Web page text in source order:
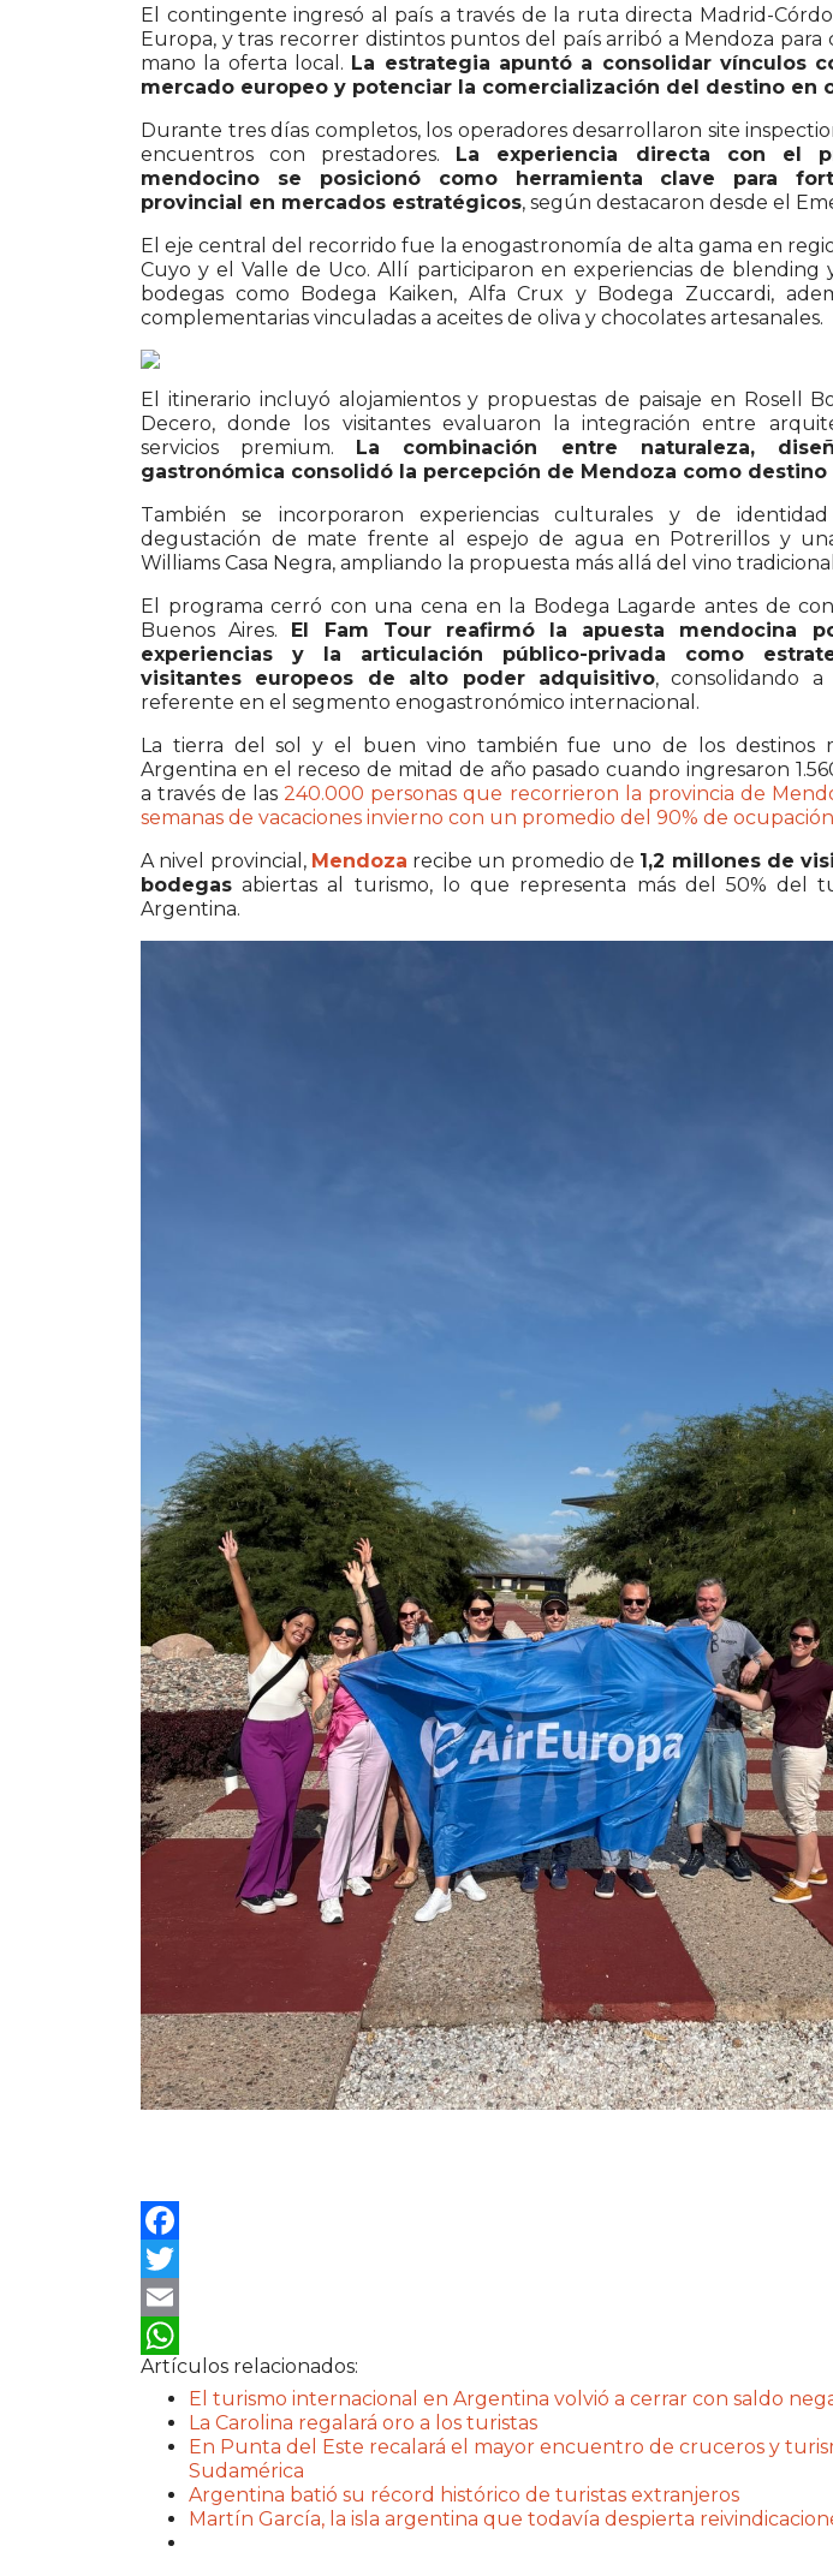
El contingente ingresó al país a través de la ruta directa Madrid-
Europa, y tras recorrer distintos puntos del país arribó a Mendoza para
mano la oferta local. La estrategia apuntó a consolidar vínculos
mercado europeo y potenciar la comercialización del destino en
Durante tres días completos, los operadores desarrollaron site
encuentros con prestadores. La experiencia directa con el
mendocino se posicionó como herramienta clave para
provincial en mercados estratégicos, según destacaron desde el
El eje central del recorrido fue la enogastronomía de alta gama en
Cuyo y elValle de Uco. Allí participaron en experiencias de blending
bodegas como Bodega Kaiken, Alfa Crux y Bodega Zuccardi,
complementarias vinculadas a aceites de oliva y chocolates artesanales.
El itinerario incluyó alojamientos y propuestas de paisaje en Rosell
Decero, donde los visitantes evaluaron la integración entre
servicios premium. La combinación entre naturaleza,
gastronómica consolidó la percepción de Mendoza como destino
También se incorporaron experiencias culturales y de
degustación de mate frente al espejo de agua en Potrerillos y
Williams Casa Negra, ampliando la propuesta más allá del vino
El programa cerró con una cena en la Bodega Lagarde antes de
Buenos Aires. El Fam Tour reafirmó la apuesta mendocina
experiencias y la articulación público-privada como
visitantes europeos de alto poder adquisitivo, consolidando
referente en el segmento enogastronómico internacional.
La tierra del sol y el buen vino también fue uno de los destinos
Argentina en el receso de mitad de año pasado cuando ingresaron
a través de las240.000 personas que recorrieron la provincia de
semanas de vacaciones invierno con un promedio del 90% de
A nivel provincial, Mendoza recibe un promedio de 1,2 millones de
bodegas abiertas al turismo, lo que representa más del 50% del
Argentina.
Facebook
Twitter
Email
WhatsApp
Artículos relacionados:
El turismo internacional en Argentina volvió a cerrar con saldo
La Carolina regalará oro a los turistas
En Punta del Este recalará el mayor encuentro de cruceros y
Sudamérica
Argentina batió su récord histórico de turistas extranjeros
Martín García, la isla argentina que todavía despierta